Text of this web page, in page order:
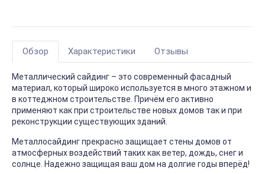
Обзор Характеристики Отзывы
Металлический сайдинг – это современный фасадный
материал, который широко используется в много этажном и
в коттеджном строительстве. Причём его активно
применяют как при строительстве новых домов так и при
реконструкции существующих зданий.
Металлосайдинг прекрасно защищает стены домов от
атмосферных воздействий таких как ветер, дождь, снег и
солнце. Надежно защищая ваш дом на долгие годы вперёд!